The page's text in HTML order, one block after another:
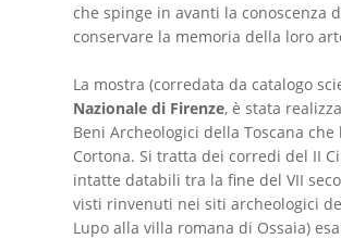
che spinge in avanti la conoscenza
conservare la memoria della loro
La mostra (corredata da catalogo
Nazionale di Firenze, è stata
Beni Archeologici della Toscana
Cortona. Si tratta dei corredi del II
intatte databili tra la fine del VII
visti rinvenuti nei siti archeologici
Lupo alla villa romana di Ossaia)